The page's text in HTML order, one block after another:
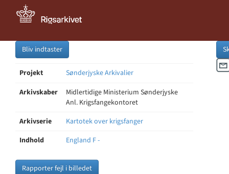
Bliv indtaster
Projekt
Sønderjyske Arkivalier
Arkivskaber
Midlertidige Ministerium Sønderjyske
Anl. Krigsfangekontoret
Arkivserie
Kartotek over krigsfanger
Indhold
England F -
Rapporter fejl i billedet